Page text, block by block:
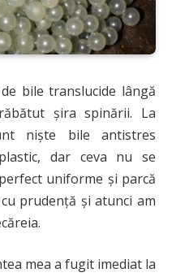
bile translucide lângă
șira spinării. La
niște bile antistres
dar ceva nu se
uniforme și parcă
prudență și atunci am
mea a fugit imediat la